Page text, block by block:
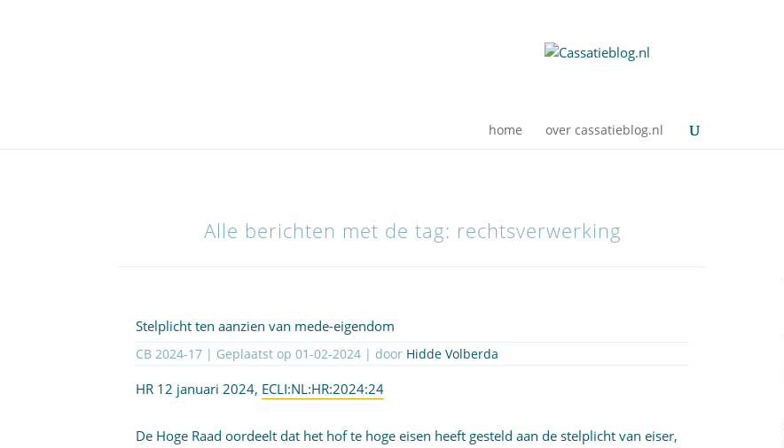
home over cassatieblog.nl
Alle berichten met de tag: rechtsverwerking
Stelplicht ten aanzien van mede-eigendom
CB 2024-17 | Geplaatst op01-02-2024 | door Hidde Volberda
HR 12 januari 2024, ECLI:NL:HR:2024:24
De Hoge Raad oordeelt dat het hof te hoge eisen heeft gesteld aan de stelplicht van eiser,